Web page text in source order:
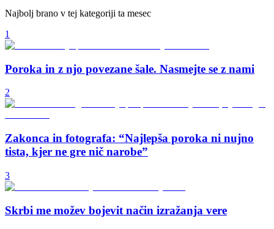
Najbolj brano v tej kategoriji ta mesec
1
Poroka in z njo povezane šale. Nasmejte se z nami
2
Zakonca in fotografa: “Najlepša poroka ni nujno
tista, kjer ne gre nič narobe”
3
Skrbi me možev bojevit način izražanja vere